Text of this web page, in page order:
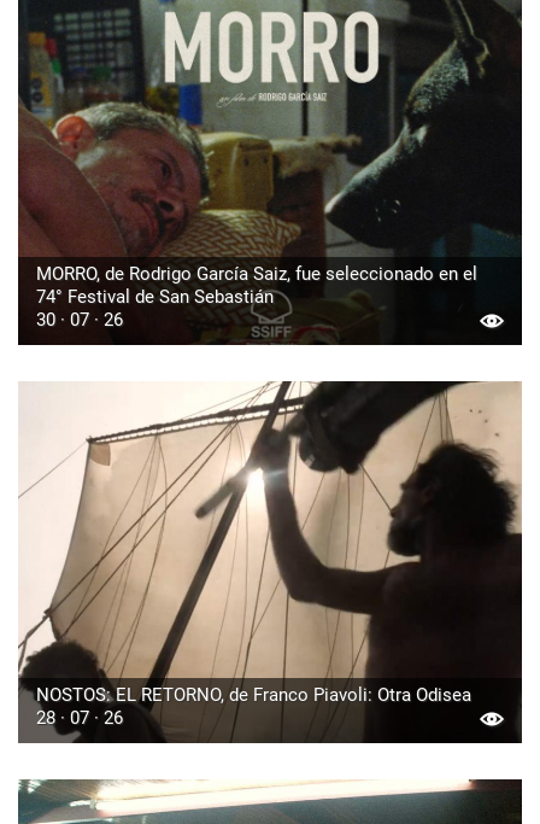
MORRO, de Rodrigo García Saiz, fue seleccionado en el
74° Festival de San Sebastián
30 · 07 · 26
NOSTOS: EL RETORNO, de Franco Piavoli: Otra Odisea
28 · 07 · 26